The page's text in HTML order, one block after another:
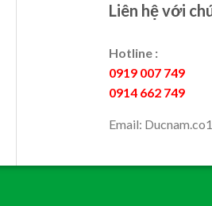
Liên hệ với
Hotline :
0919 007 749
0914 662 749
Email: